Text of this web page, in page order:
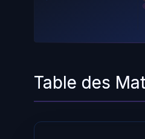
Table des